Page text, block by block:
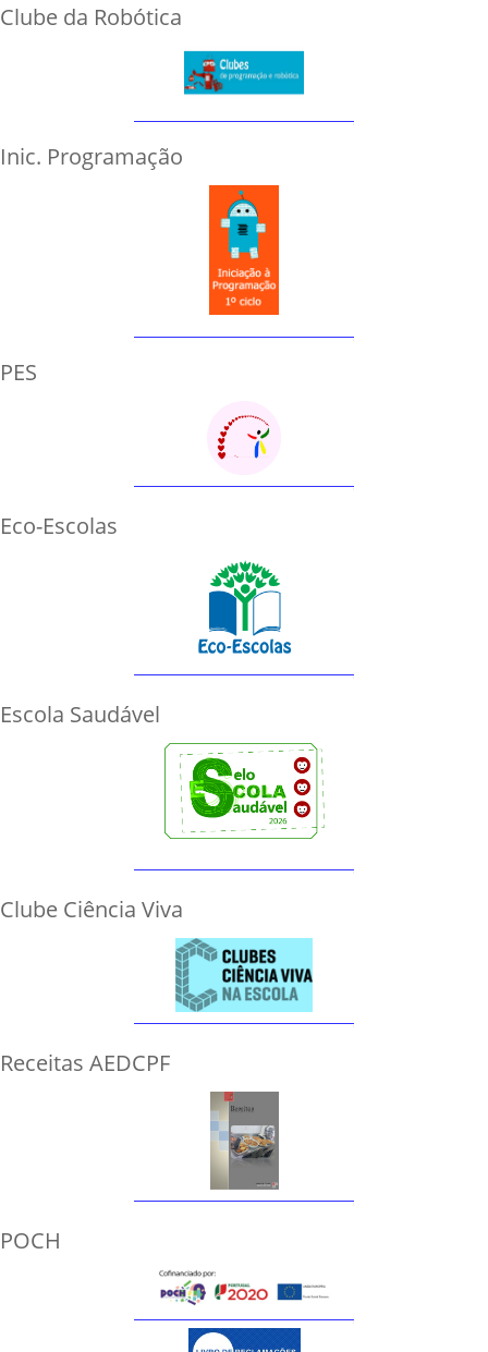
Clube da Robótica
Inic. Programação
PES
Eco-Escolas
Escola Saudável
Clube Ciência Viva
Receitas AEDCPF
POCH